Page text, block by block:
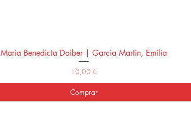
Vista rápida
Maria Benedicta Daiber | Garcia Martin, Emilia
Precio
10,00 €
Comprar